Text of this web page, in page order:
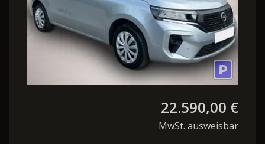
22.590,00 €
MwSt. ausweisbar